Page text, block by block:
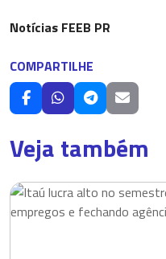
Notícias FEEB PR
COMPARTILHE
Veja também